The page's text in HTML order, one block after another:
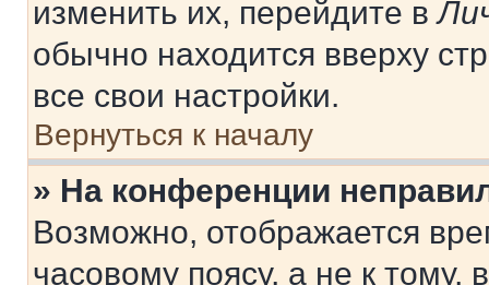
изменить их, перейдите в
обычно находится вверху
все свои настройки.
Вернуться к началу
» На конференции
Возможно, отображается
часовому поясу, а не к тому,